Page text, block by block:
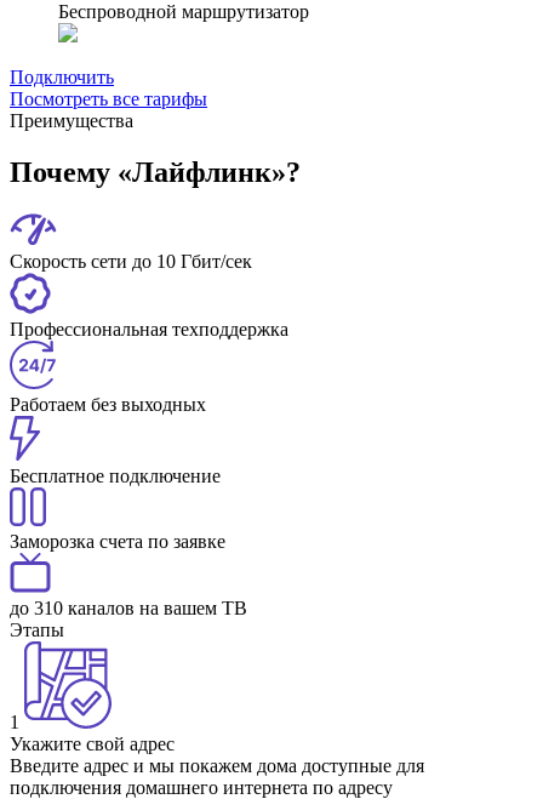
Беспроводной маршрутизатор
Подключить
Посмотреть все тарифы
Преимущества
Почему «Лайфлинк»?
Скорость сети до 10 Гбит/сек
Профессиональная техподдержка
Работаем без выходных
Бесплатное подключение
Заморозка счета по заявке
до 310 каналов на вашем ТВ
Этапы
1
Укажите свой адрес
Введите адрес и мы покажем дома доступные для
подключения домашнего интернета по адресу